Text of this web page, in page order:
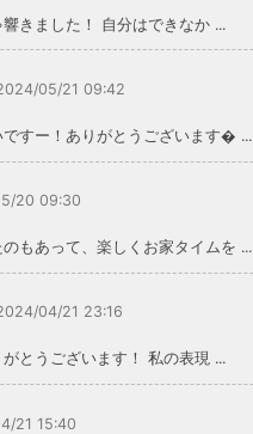
きました！ 自分はできなか ...
05/21 09:42
すー！ありがとうございます ...
20 09:30
もあって、楽しくお家タイムを ...
04/21 23:16
とうございます！ 私の表現 ...
21 15:40